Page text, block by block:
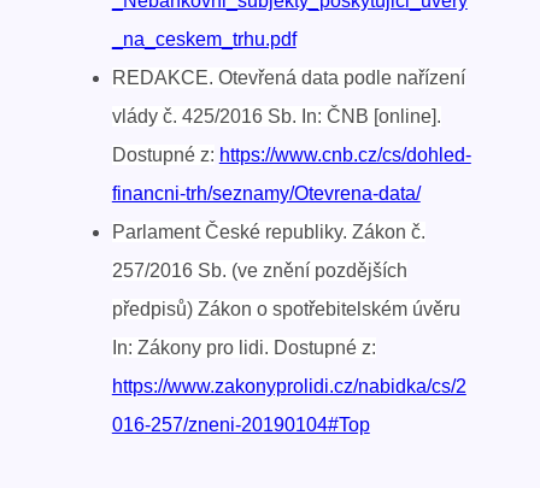
_na_ceskem_trhu.pdf
REDAKCE. Otevřená data podle nařízení
vlády č. 425/2016 Sb. In: ČNB [online].
Dostupné z: https://www.cnb.cz/cs/dohled-
financni-trh/seznamy/Otevrena-data/
Parlament České republiky. Zákon č.
257/2016 Sb. (ve znění pozdějších
předpisů) Zákon o spotřebitelském úvěru
In: Zákony pro lidi. Dostupné z:
https://www.zakonyprolidi.cz/nabidka/cs/2
016-257/zneni-20190104#Top